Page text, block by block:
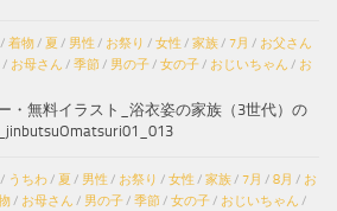
/ 着物/ 夏 / 男性 / お祭り / 女性 / 家族/ 7月 / お父さん
/ お母さん / 季節/ 男の子/ 女の子/ おじいちゃん / お
・無料イラスト_浴衣姿の家族（3世代）の
/ うちわ/ 夏 / 男性 / お祭り / 女性 / 家族/ 7月 / 8月 / お
/ お母さん / 男の子/ 季節/ 女の子/ おじいちゃん /